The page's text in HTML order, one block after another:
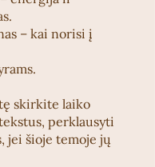
– kai norisi į
skirkite laiko
perklausyti
jei šioje temoje jų